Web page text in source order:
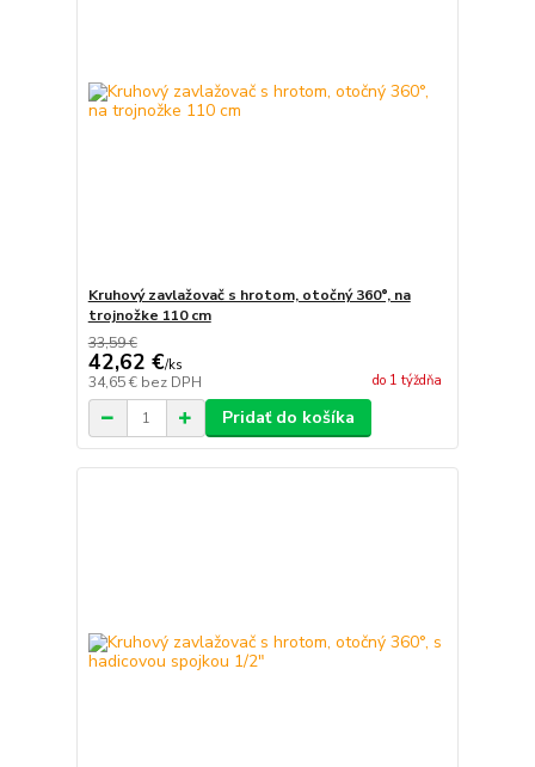
Kruhový zavlažovač s hrotom, otočný 360°, na
trojnožke 110 cm
33,59 €
42,62 €/ks
34,65 € bez DPH do 1 týždňa
Pridať do košíka